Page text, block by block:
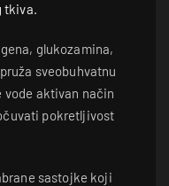
tkiva.
glukozamina,
sveobuhvatnu
vode aktivan način
pokretljivost
sastojke koji